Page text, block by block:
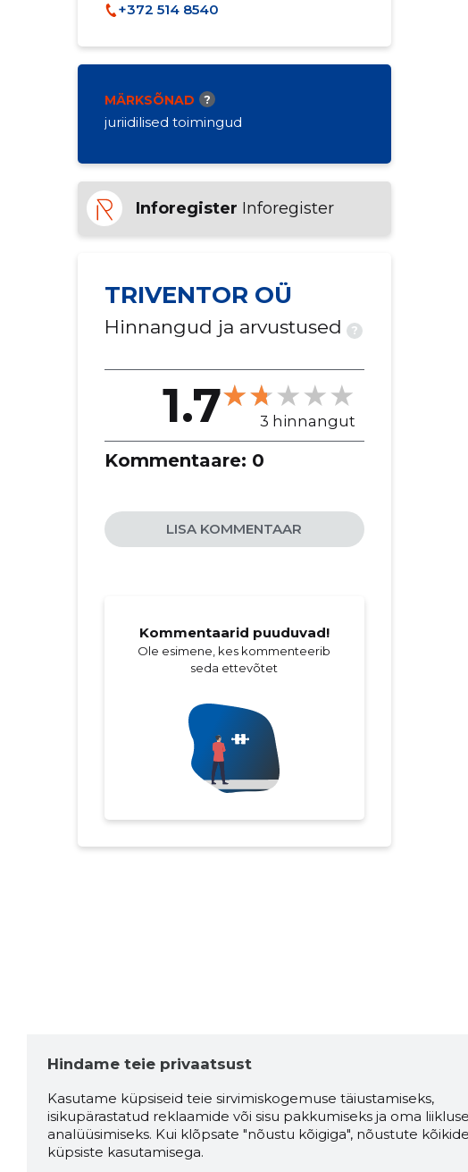
+372 514 8540
MÄRKSÕNAD ?
juriidilised toimingud
Inforegister Inforegister
TRIVENTOR OÜ
Hinnangud ja arvustused ?
1.7 3 hinnangut
Kommentaare: 0
LISA KOMMENTAAR
Kommentaarid puuduvad!
Ole esimene, kes kommenteerib
seda ettevõtet
Hindame teie privaatsust
Kasutame küpsiseid teie sirvimiskogemuse täiustamiseks,
isikupärastatud reklaamide või sisu pakkumiseks ja oma liikluse
analüüsimiseks. Kui klõpsate "nõustu kõigiga", nõustute
küpsiste kasutamisega.